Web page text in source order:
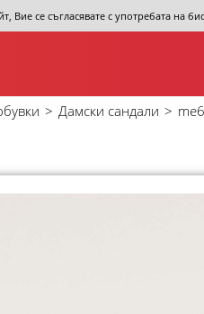
Вие се съгласявате с употребата на
> Дамски сандали >